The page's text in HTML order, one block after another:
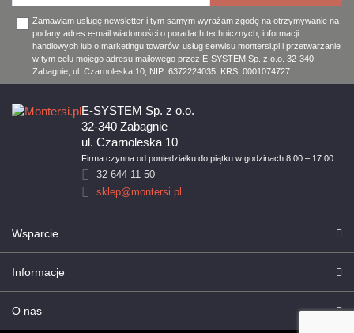
Zamawiam usługę newsletter i tym samym wyrażam zgodę na otrzymywanie na
podany adres e-mail wiadomości o poradach technicznych, informacji
handlowych lub o marketingu towarów, usług serwisu montersi.pl i przetwarzanie
w tym celu mojego adresu mailowego przez E-SYSTEM Sp. z o.o. 32-340
Zabagnie, ul. Czarnoleska 10, NIP: 6372224035, KRS: 0001074727
Firma czynna od poniedziałku do piątku w godzinach 8:00 – 17:00
E-SYSTEM Sp. z o.o.
32-340 Zabagnie
ul. Czarnoleska 10
32 644 11 50
sklep@montersi.pl
Wsparcie
Informacje
O nas